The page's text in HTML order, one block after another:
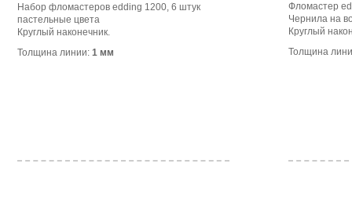
Набор фломастеров edding 1200, 6 штук
пастельные цвета
Круглый наконечник.
Толщина линии: 1 мм
Фломастер
Чернила на
Круглый
Толщина